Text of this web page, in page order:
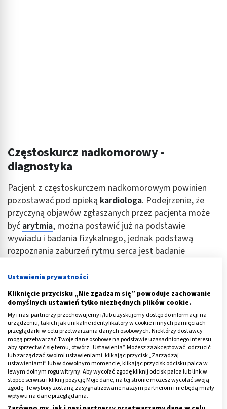
Częstoskurcz nadkomorowy -
diagnostyka
Pacjent z częstoskurczem nadkomorowym powinien
pozostawać pod opieką kardiologa. Podejrzenie, że
przyczyną objawów zgłaszanych przez pacjenta może
być arytmia, można postawić już na podstawie
wywiadu i badania fizykalnego, jednak podstawą
rozpoznania zaburzeń rytmu serca jest badanie
od potrzeb, przeprowadza się w różnych formach:
1.EKG spoczynkowy – standardowy zapis 12-
odpowadzeniowego EKG pozwala rozpoznać rodzaj
arytmii, jeśli badanie wykonano w czasie napadu.
Między napadami zapis może być prawidłowy; stąd
spoczynkowy EKG przydatny jest głównie w przypadku
częstoskurczu ustawicznego (trwa ponad pół doby).
2. EKG rejestrowanymetodą Holtera– wyposażenie
pacjenta w przenośne urządzenie rejestrujące
Ustawienia prywatności
Kliknięcie przycisku „Nie zgadzam się” powoduje zachowanie
domyślnych ustawień tylko niezbędnych plików cookie.
My i nasi partnerzy przechowujemy i/lub uzyskujemy dostęp do informacji na
urządzeniu, takich jak unikalne identyfikatory w cookie i innych pamięciach
przeglądarki w celu przetwarzania danych osobowych. Niektórzy dostawcy
mogą przetwarzać Twoje dane osobowe na podstawie uzasadnionego interesu,
aby sprzeciwić się temu, otwórz „Ustawienia”. Możesz zaakceptować, odrzucić
lub zarządzać swoimi ustawieniami, klikając przycisk „Zarządzaj
ustawieniami” lub w dowolnym momencie, klikając przycisk odcisku palca w
lewym dolnym rogu witryny. Aby wycofać zgodę kliknij odcisk palca lub link w
stopce serwisu i kliknij pozycję Moje dane, na tej stronie możesz wycofać swoją
zgodę. Te wybory zostaną zasygnalizowane naszym partnerom i nie będą miały
wpływu na dane przeglądania.